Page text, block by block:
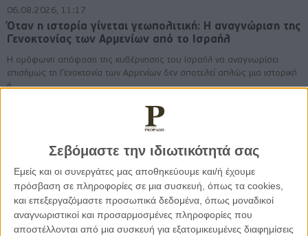
Σεβόμαστε την ιδιωτικότητά σας
Εμείς και οι συνεργάτες μας αποθηκεύουμε και/ή έχουμε
πρόσβαση σε πληροφορίες σε μια συσκευή, όπως τα cookies,
και επεξεργαζόμαστε προσωπικά δεδομένα, όπως μοναδικοί
αναγνωριστικοί και προσαρμοσμένες πληροφορίες που
αποστέλλονται από μια συσκευή για εξατομικευμένες διαφημίσεις
06.08.2026, 11:17
Όταν η ιστορία γίνεται γεωπολιτική: Η αναγνώριση της
Γενοκτονίας των Αρμενίων από το Ισραήλ
Η ομόφωνη απόφαση της κυβέρνησης του Ισραήλ να αναγνωρίσει
επισήμως τη Γενοκτονία των Αρμενίων δεν αποτελεί απλώς μια ιστορική
ή..